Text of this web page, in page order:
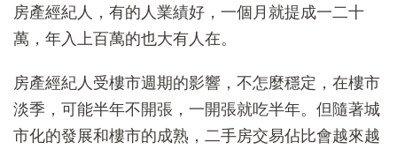
房產經紀人，有的人業績好，一個月就提成一二十
萬，年入上百萬的也大有人在。
房產經紀人受樓市週期的影響，不怎麼穩定，在樓市
淡季，可能半年不開張，一開張就吃半年。但隨著城
市化的發展和樓市的成熟，二手房交易佔比會越來越